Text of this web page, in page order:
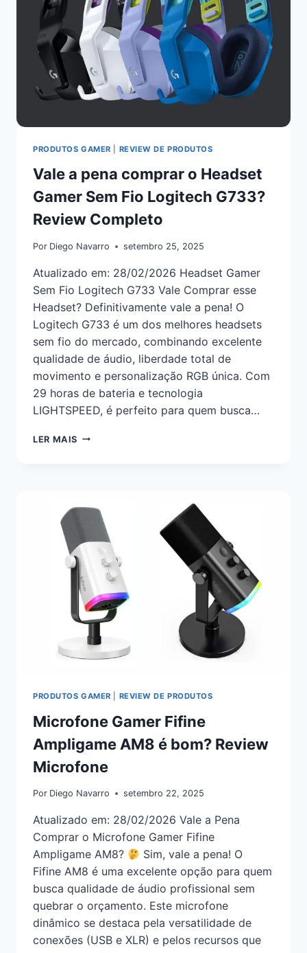
PRODUTOS GAMER REVIEW DE PRODUTOS
Vale a pena comprar o Headset
Gamer Sem Fio Logitech G733?
Review Completo
Por Diego Navarro setembro 25, 2025
Atualizado em: 28/02/2026 Headset Gamer
Sem Fio Logitech G733 Vale Comprar esse
Headset? Definitivamente vale a pena! O
Logitech G733 é um dos melhores headsets
sem fio do mercado, combinando excelente
qualidade de áudio, liberdade total de
movimento e personalização RGB única. Com
29 horas de bateria e tecnologia
LIGHTSPEED, é perfeito para quem busca…
LER MAIS
PRODUTOS GAMER REVIEW DE PRODUTOS
Microfone Gamer Fifine
Ampligame AM8 é bom? Review
Microfone
Por Diego Navarro setembro 22, 2025
Atualizado em: 28/02/2026 Vale a Pena
Comprar o Microfone Gamer Fifine
Ampligame AM8?
Sim, vale a pena! O
Fifine AM8 é uma excelente opção para quem
busca qualidade de áudio profissional sem
quebrar o orçamento. Este microfone
dinâmico se destaca pela versatilidade de
conexões (USB e XLR) e pelos recursos que